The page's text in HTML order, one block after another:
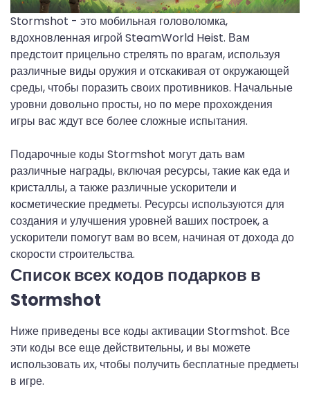
Stormshot - это мобильная головоломка,
вдохновленная игрой SteamWorld Heist. Вам
предстоит прицельно стрелять по врагам, используя
различные виды оружия и отскакивая от окружающей
среды, чтобы поразить своих противников. Начальные
уровни довольно просты, но по мере прохождения
игры вас ждут все более сложные испытания.
Подарочные коды Stormshot могут дать вам
различные награды, включая ресурсы, такие как еда и
кристаллы, а также различные ускорители и
косметические предметы. Ресурсы используются для
создания и улучшения уровней ваших построек, а
ускорители помогут вам во всем, начиная от дохода до
скорости строительства.
Список всех кодов подарков в
Stormshot
Ниже приведены все коды активации Stormshot. Все
эти коды все еще действительны, и вы можете
использовать их, чтобы получить бесплатные предметы
в игре.